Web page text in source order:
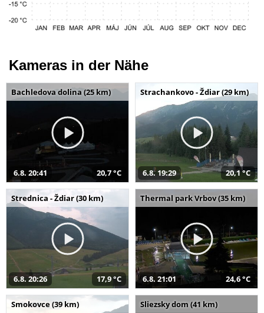
Kameras in der Nähe
Bachledova dolina (25 km)
6.8. 20:41 20,7 °C
Strachankovo - Ždiar (29 km)
6.8. 19:29 20,1 °C
Strednica - Ždiar (30 km)
6.8. 20:26 17,9 °C
Thermal park Vrbov (35 km)
6.8. 21:01 24,6 °C
Smokovce (39 km) Sliezsky dom (41 km)